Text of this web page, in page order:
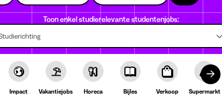
Toon enkel studierelevante studentenjobs:
Impact Vakantiejobs Horeca Bijles Verkoop Supermarkt